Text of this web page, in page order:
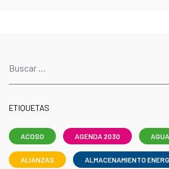
ETIQUETAS
ACOSO AGENDA 2030 AGUA
ALIANZAS ALMACENAMIENTO